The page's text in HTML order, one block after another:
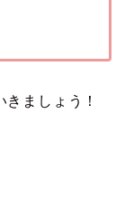
ましょう！